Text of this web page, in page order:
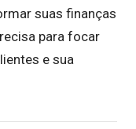
suas finanças
para focar
e sua